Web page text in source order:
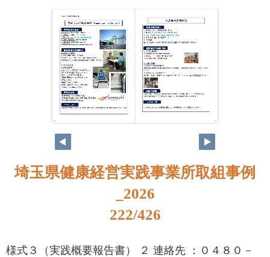
206 207
埼玉県健康経営実践事業所取組事例
_2026
222/426
様式３（実践概要報告書） ２ 連絡先 ：０４８０－